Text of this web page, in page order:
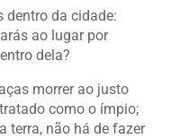
da cidade:
ao lugar por
dela?
morrer ao justo
como o ímpio;
terra, não há de fazer